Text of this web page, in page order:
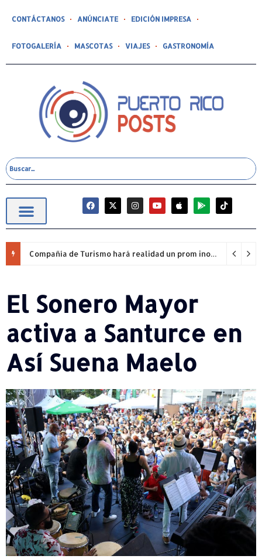
CONTÁCTANOS ANÚNCIATE EDICIÓN IMPRESA
FOTOGALERÍA MASCOTAS VIAJES GASTRONOMÍA
Compañía de Turismo hará realidad un prom inolvidable junto a Jowell para estudiantes de la Escuela Gabriela Mistral
El Sonero Mayor
activa a Santurce en
Así Suena Maelo